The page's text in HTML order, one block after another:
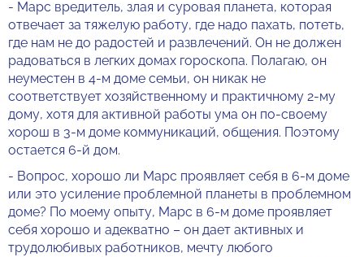
- Марс вредитель, злая и суровая планета, которая
отвечает за тяжелую работу, где надо пахать, потеть,
где нам не до радостей и развлечений. Он не должен
радоваться в легких домах гороскопа. Полагаю, он
неуместен в 4-м доме семьи, он никак не
соответствует хозяйственному и практичному 2-му
дому, хотя для активной работы ума он по-своему
хорош в 3-м доме коммуникаций, общения. Поэтому
остается 6-й дом.
- Вопрос, хорошо ли Марс проявляет себя в 6-м доме
или это усиление проблемной планеты в проблемном
доме? По моему опыту, Марс в 6-м доме проявляет
себя хорошо и адекватно – он дает активных и
трудолюбивых работников, мечту любого